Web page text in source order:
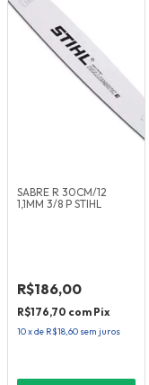
SABRE R 30CM/12
1,1MM 3/8 P STIHL
R$186,00
R$176,70 com Pix
10xde R$18,60 sem juros